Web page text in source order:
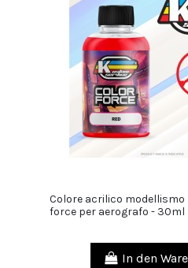
Colore acrilico modellismo
force per aerografo - 30ml
In den